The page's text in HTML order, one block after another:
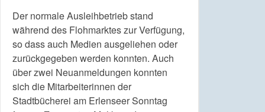
Der normale Ausleihbetrieb stand
während des Flohmarktes zur Verfügung,
so dass auch Medien ausgeliehen oder
zurückgegeben werden konnten. Auch
über zwei Neuanmeldungen konnten
sich die Mitarbeiterinnen der
Stadtbücherei am Erlenseer Sonntag